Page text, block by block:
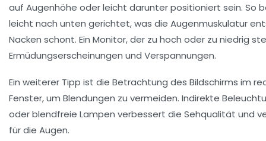
auf Augenhöhe oder leicht darunter positioniert sein. So
leicht nach unten gerichtet, was die Augenmuskulatur
Nacken schont. Ein Monitor, der zu hoch oder zu niedrig
Ermüdungserscheinungen und Verspannungen.
Ein weiterer Tipp ist die Betrachtung des Bildschirms im
Fenster, um Blendungen zu vermeiden. Indirekte
oder blendfreie Lampen verbessert die Sehqualität und
für die Augen.